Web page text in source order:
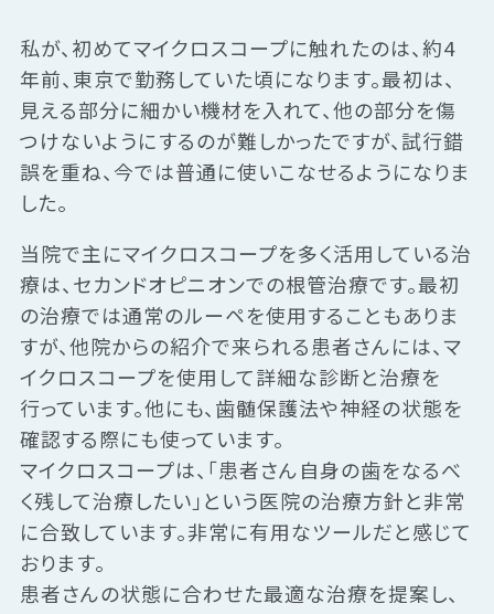
私が、初めてマイクロスコープに触れたのは、約4
年前、東京で勤務していた頃になります。最初は、
見える部分に細かい機材を入れて、他の部分を傷
つけないようにするのが難しかったですが、試行錯
誤を重ね、今では普通に使いこなせるようになりま
した。
当院で主にマイクロスコープを多く活用している治
療は、セカンドオピニオンでの根管治療です。最初
の治療では通常のルーペを使用することもありま
すが、他院からの紹介で来られる患者さんには、マ
イクロスコープを使用して詳細な診断と治療を
行っています。他にも、歯髄保護法や神経の状態を
確認する際にも使っています。
マイクロスコープは、「患者さん自身の歯をなるべ
く残して治療したい」という医院の治療方針と非常
に合致しています。非常に有用なツールだと感じて
おります。
患者さんの状態に合わせた最適な治療を提案し、